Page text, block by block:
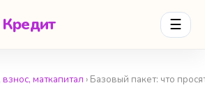
☰
маткапитал › Базовый пакет: что